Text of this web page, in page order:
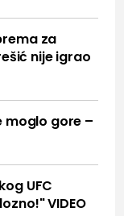
za
nije igrao
moglo gore –
UFC
VIDEO